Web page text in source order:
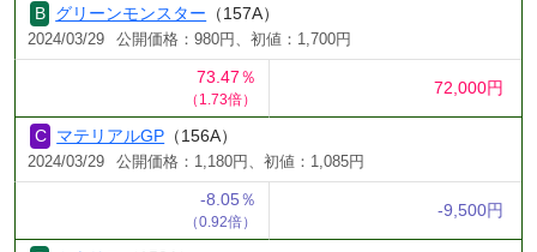
グリーンモンスター （157A）
2024/03/29 公開価格：980円、初値：1,700円
73.47％
（1.73倍）
72,000円
マテリアルGP （156A）
2024/03/29 公開価格：1,180円、初値：1,085円
-8.05％
（0.92倍）
-9,500円